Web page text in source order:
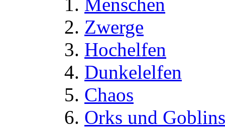
Menschen
Zwerge
Hochelfen
Dunkelelfen
Chaos
Orks und Goblins